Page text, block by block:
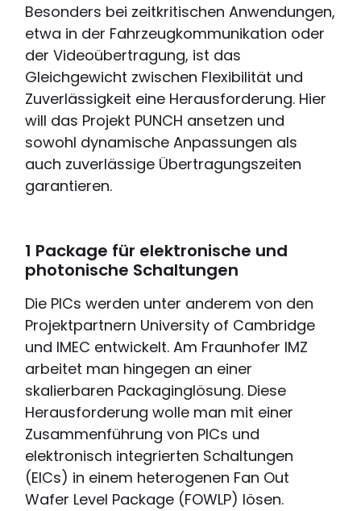
Besonders bei zeitkritischen Anwendungen,
etwa in der Fahrzeugkommunikation oder
der Videoübertragung, ist das
Gleichgewicht zwischen Flexibilität und
Zuverlässigkeit eine Herausforderung. Hier
will das Projekt PUNCH ansetzen und
sowohl dynamische Anpassungen als
auch zuverlässige Übertragungszeiten
garantieren.
1 Package für elektronische und
photonische Schaltungen
Die PICs werden unter anderem von den
Projektpartnern University of Cambridge
und IMEC entwickelt. Am Fraunhofer IMZ
arbeitet man hingegen an einer
skalierbaren Packaginglösung. Diese
Herausforderung wolle man mit einer
Zusammenführung von PICs und
elektronisch integrierten Schaltungen
(EICs) in einem heterogenen Fan Out
Wafer Level Package (FOWLP) lösen.